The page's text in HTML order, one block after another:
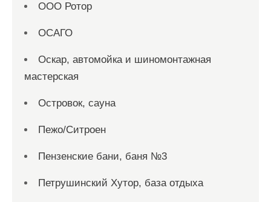
ООО Ротор
ОСАГО
Оскар, автомойка и шиномонтажная
мастерская
Островок, сауна
Пежо/Ситроен
Пензенские бани, баня №3
Петрушинский Хутор, база отдыха